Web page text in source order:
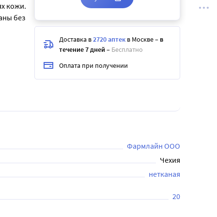
кожи.
без
Доставка в2720 аптек в Москве– в
течение 7 дней – Бесплатно
Оплата при получении
Фармлайн ООО
Чехия
нетканая
20